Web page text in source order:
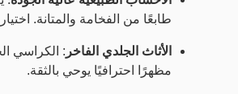
طابعًا من الفخامة والمتانة.
الأثاث الجلدي الفاخر : الكراسي
مظهرًا احترافيًا يوحي بالثقة.